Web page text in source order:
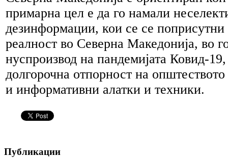
примарна цел е да го намали
дезинформации, кои се се поприсутни
реалност во Северна Македонија, во
нуспроизвод на пандемијата Ковид-
долгорочна отпорност на
и информативни алатки и техники.
Публикации